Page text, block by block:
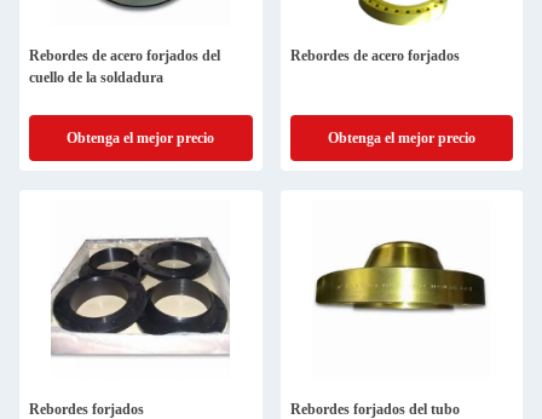
Rebordes de acero forjados del
cuello de la soldadura
Obtenga el mejor precio
Rebordes de acero forjados
Obtenga el mejor precio
Rebordes forjados Rebordes forjados del tubo